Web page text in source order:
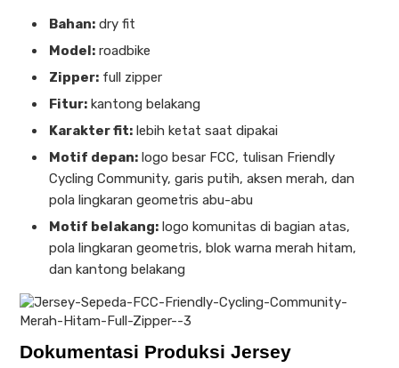
Bahan: dry fit
Model: roadbike
Zipper: full zipper
Fitur: kantong belakang
Karakter fit: lebih ketat saat dipakai
Motif depan: logo besar FCC, tulisan Friendly
Cycling Community, garis putih, aksen merah, dan
pola lingkaran geometris abu-abu
Motif belakang: logo komunitas di bagian atas,
pola lingkaran geometris, blok warna merah hitam,
dan kantong belakang
Dokumentasi Produksi Jersey